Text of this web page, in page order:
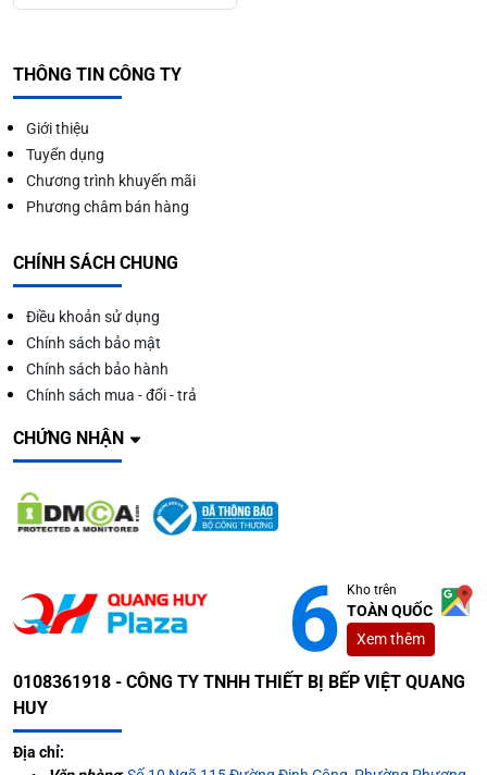
THÔNG TIN CÔNG TY
Giới thiệu
Tuyển dụng
Chương trình khuyến mãi
Phương châm bán hàng
CHÍNH SÁCH CHUNG
Điều khoản sử dụng
Chính sách bảo mật
Chính sách bảo hành
Chính sách mua - đổi - trả
CHỨNG NHẬN
Kho trên
TOÀN QUỐC
Xem thêm
0108361918 - CÔNG TY TNHH THIẾT BỊ BẾP VIỆT QUANG
HUY
Địa chỉ: